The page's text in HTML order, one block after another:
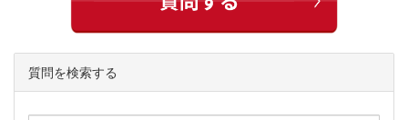
質問を検索する